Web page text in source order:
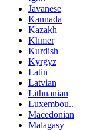
Javanese
Kannada
Kazakh
Khmer
Kurdish
Kyrgyz
Latin
Latvian
Lithuanian
Luxembou..
Macedonian
Malagasy